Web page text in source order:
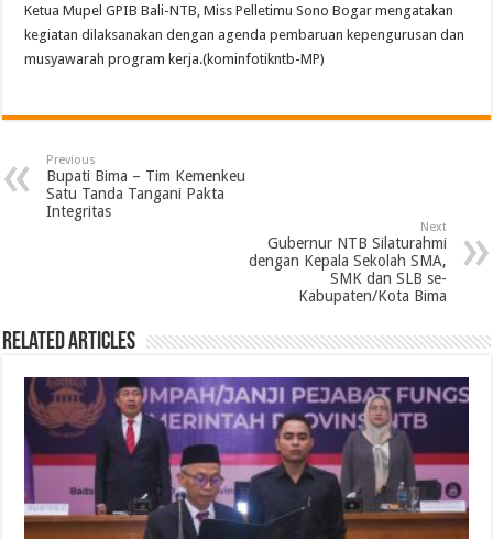
Ketua Mupel GPIB Bali-NTB, Miss Pelletimu Sono Bogar mengatakan
kegiatan dilaksanakan dengan agenda pembaruan kepengurusan dan
musyawarah program kerja.(kominfotikntb-MP)
Previous
Bupati Bima – Tim Kemenkeu
Satu Tanda Tangani Pakta
Integritas
Next
Gubernur NTB Silaturahmi
dengan Kepala Sekolah SMA,
SMK dan SLB se-
Kabupaten/Kota Bima
Related Articles